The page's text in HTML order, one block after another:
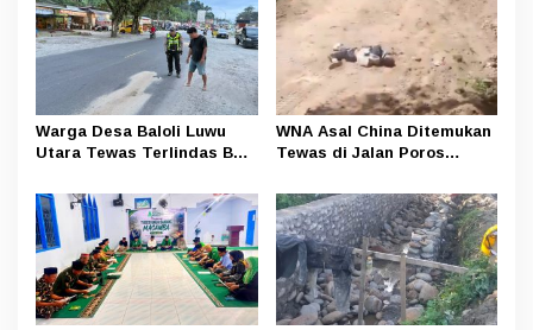
Warga Desa Baloli Luwu
Utara Tewas Terlindas Bus
WNA Asal China Ditemukan
Tewas di Jalan Poros
Amankan Terduga Pelaku